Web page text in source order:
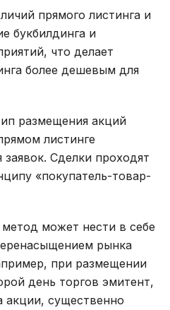
прямого листинга и
букбилдинга и
что делает
более дешевым для
размещения акций
листинге
заявок. Сделки проходят
«покупатель-товар-
может нести в себе
рынка
при размещении
день торгов эмитент,
акции, существенно